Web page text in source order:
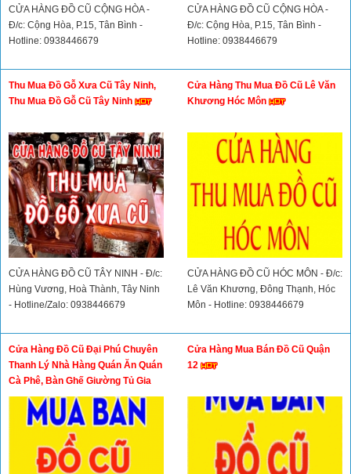
CỬA HÀNG ĐỒ CŨ CỘNG HÒA -
Đ/c: Cộng Hòa, P.15, Tân Bình -
Hotline: 0938446679
CỬA HÀNG ĐỒ CŨ CỘNG HÒA -
Đ/c: Cộng Hòa, P.15, Tân Bình -
Hotline: 0938446679
Thu Mua Đồ Gỗ Xưa Cũ Tây Ninh,
Thu Mua Đồ Gỗ Cũ Tây Ninh
CỬA HÀNG ĐỒ CŨ TÂY NINH - Đ/c:
Hùng Vương, Hoà Thành, Tây Ninh
- Hotline/Zalo: 0938446679
Cửa Hàng Thu Mua Đồ Cũ Lê Văn
Khương Hóc Môn
CỬA HÀNG ĐỒ CŨ HÓC MÔN - Đ/c:
Lê Văn Khương, Đông Thạnh, Hóc
Môn - Hotline: 0938446679
Cửa Hàng Đồ Cũ Đại Phú Chuyên
Thanh Lý Nhà Hàng Quán Ăn Quán
Cà Phê, Bàn Ghế Giường Tủ Gia
Đình, Bàn Ghế Đồ Dùng Văn Phòng
Cửa Hàng Mua Bán Đồ Cũ Quận
12